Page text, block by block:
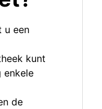
u een
kunt
enkele
de